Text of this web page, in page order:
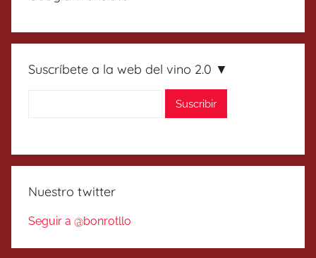
Suscríbete a la web del vino 2.0 ▼
Nuestro twitter
Seguir a @bonrotllo